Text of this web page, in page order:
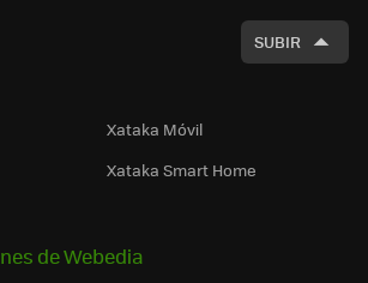
SUBIR
Xataka Móvil
Xataka Smart Home
de Webedia